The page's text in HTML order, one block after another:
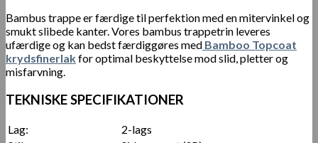
Bambus trappe er færdige til perfektion med en mitervinkel og
smukt slibede kanter. Vores bambus trappetrin leveres
ufærdige og kan bedst færdiggøres med Bamboo Topcoat
krydsfinerlakfor optimal beskyttelse mod slid, pletter og
misfarvning.
TEKNISKE SPECIFIKATIONER
Lag:
2-lags